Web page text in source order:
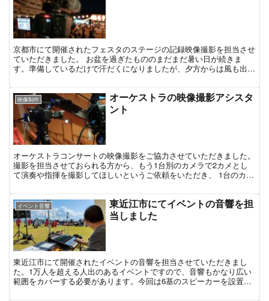
京都市にて開催されたフェスタのステージの記録映像撮影を担当させ
ていただきました。 お盆を過ぎたもののまだまだ暑い日が続きま
す。準備しているだけで汗だくになりましたが、夕方からは風も出て
映像制作
オーケストラの映像撮影アシスタ
ント
オーケストラコンサートの映像撮影をご協力させていただきました。
撮影を担当させておられる方から、もう1台別のカメラで2カメとし
て演奏や指揮を撮影してほしいというご依頼をいただき、 1台のカメ
イベント音響
東近江市にてイベントの音響を担
当しました
東近江市にて開催されたイベントの音響を担当させていただきまし
た。1万人を超える人出のあるイベントですので、音響もかなり広い
範囲をカバーする必要があります。今回は6基のスピーカーを設置し